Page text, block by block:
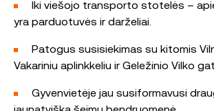
Iki viešojo transporto stotelės –
yra parduotuvės ir darželiai.
Patogus susisiekimas su kitomis
Vakariniu aplinkkeliu ir Geležinio Vilko
Gyvenvietėje jau susiformavusi